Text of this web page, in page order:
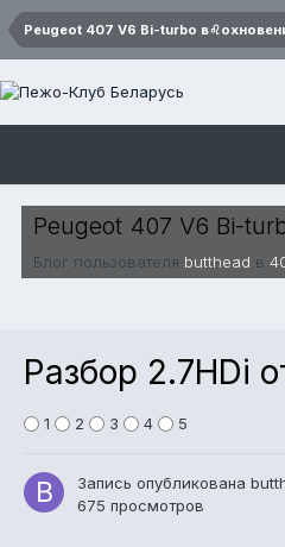
Peugeot 407 V6 Bi-turbo
Peugeot 407 V6 Bi-
Блог пользователя butthead в
Разбор 2.7HDi
1 2 3 4 5
Запись опубликована
675 просмотров